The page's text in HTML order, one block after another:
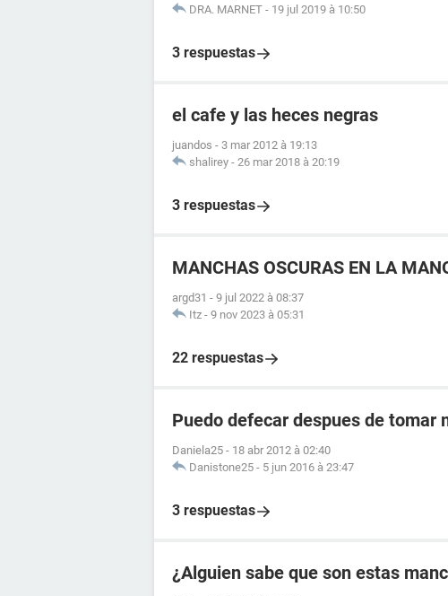
DRA. MARNET - 19 jul 2019 à 10:50
3 respuestas
el cafe y las heces negras
juandos - 3 mar 2012 à 19:13
shalirey - 26 mar 2018 à 20:19
3 respuestas
MANCHAS OSCURAS EN LA
argd31 - 9 jul 2022 à 08:37
Itz - 9 nov 2023 à 05:31
22 respuestas
Puedo defecar despues de tomar
Daniela25 - 18 abr 2012 à 02:40
Danistone25 - 5 jun 2016 à 23:47
3 respuestas
¿Alguien sabe que son estas